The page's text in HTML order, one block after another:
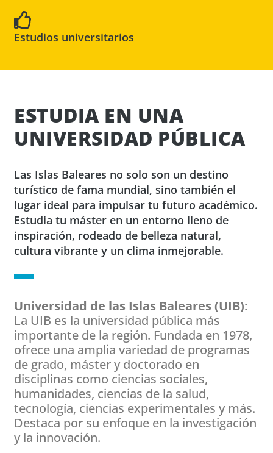
Estudios universitarios
ESTUDIA EN UNA
UNIVERSIDAD PÚBLICA
Las Islas Baleares no solo son un destino
turístico de fama mundial, sino también el
lugar ideal para impulsar tu futuro académico.
Estudia tu máster en un entorno lleno de
inspiración, rodeado de belleza natural,
cultura vibrante y un clima inmejorable.
Universidad de las Islas Baleares (UIB):
La UIB es la universidad pública más
importante de la región. Fundada en 1978,
ofrece una amplia variedad de programas
de grado, máster y doctorado en
disciplinas como ciencias sociales,
humanidades, ciencias de la salud,
tecnología, ciencias experimentales y más.
Destaca por su enfoque en la investigación
y la innovación.